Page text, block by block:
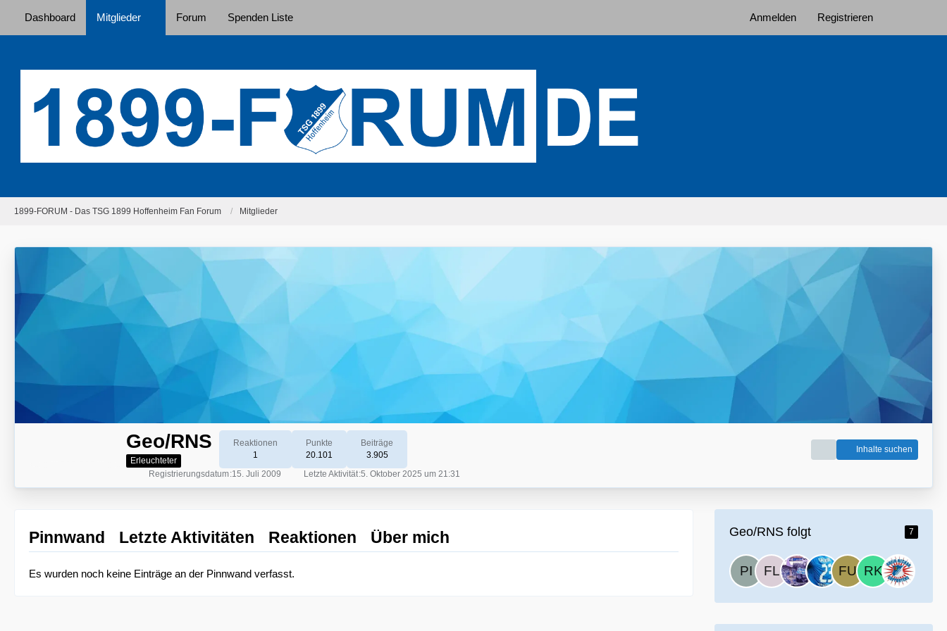
Dashboard Mitglieder Forum Spenden Liste Anmelden Registrieren
1899-FORUM - Das TSG 1899 Hoffenheim Fan Forum Mitglieder
Geo/RNS
Erleuchteter
Reaktionen
1
Punkte
20.101
Beiträge
3.905
Inhalte suchen
Registrierungsdatum 15. Juli 2009 Letzte Aktivität 5. Oktober 2025 um 21:31
Pinnwand Letzte Aktivitäten Reaktionen Über mich
Es wurden noch keine Einträge an der Pinnwand verfasst.
Geo/RNS folgt 7